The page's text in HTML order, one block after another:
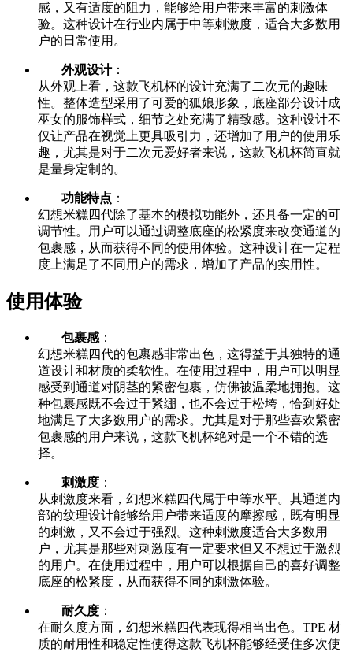
感，又有适度的阻力，能够给用户带来丰富的刺激体
验。这种设计在行业内属于中等刺激度，适合大多数用
户的日常使用。
外观设计：
从外观上看，这款飞机杯的设计充满了二次元的趣味
性。整体造型采用了可爱的狐娘形象，底座部分设计成
巫女的服饰样式，细节之处充满了精致感。这种设计不
仅让产品在视觉上更具吸引力，还增加了用户的使用乐
趣，尤其是对于二次元爱好者来说，这款飞机杯简直就
是量身定制的。
功能特点 ：
幻想米糕四代除了基本的模拟功能外，还具备一定的可
调节性。用户可以通过调整底座的松紧度来改变通道的
包裹感，从而获得不同的使用体验。这种设计在一定程
度上满足了不同用户的需求，增加了产品的实用性。
使用体验
包裹感 ：
幻想米糕四代的包裹感非常出色，这得益于其独特的通
道设计和材质的柔软性。在使用过程中，用户可以明显
感受到通道对阴茎的紧密包裹，仿佛被温柔地拥抱。这
种包裹感既不会过于紧绷，也不会过于松垮，恰到好处
地满足了大多数用户的需求。尤其是对于那些喜欢紧密
包裹感的用户来说，这款飞机杯绝对是一个不错的选
择。
刺激度 ：
从刺激度来看，幻想米糕四代属于中等水平。其通道内
部的纹理设计能够给用户带来适度的摩擦感，既有明显
的刺激，又不会过于强烈。这种刺激度适合大多数用
户，尤其是那些对刺激度有一定要求但又不想过于激烈
的用户。在使用过程中，用户可以根据自己的喜好调整
底座的松紧度，从而获得不同的刺激体验。
耐久度 ：
在耐久度方面，幻想米糕四代表现得相当出色。TPE 材
质的耐用性和稳定性使得这款飞机杯能够经受住多次使